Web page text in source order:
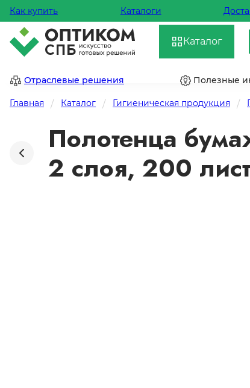
Как купить Каталоги
Каталог
Отраслевые решения Полезные
Главная Каталог Гигиеническая продукция
Полотенца
2 слоя, 200